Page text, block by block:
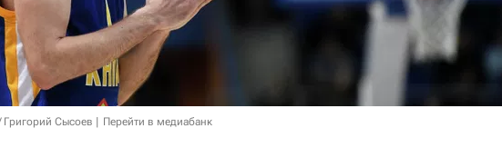
Сысоев Перейти в медиабанк